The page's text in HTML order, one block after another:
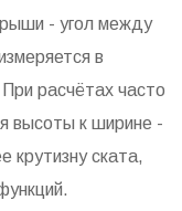
- угол между
в
расчётах часто
высоты к ширине -
крутизну ската,